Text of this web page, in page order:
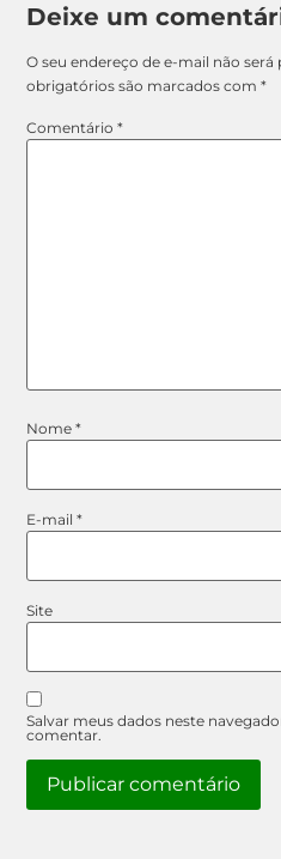
Deixe um
O seu endereço de e-mail não será
obrigatórios são marcados com*
Comentário*
Nome*
E-mail*
Site
Salvar meus dados neste
comentar.